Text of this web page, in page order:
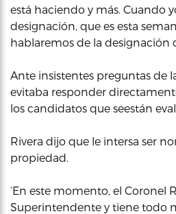
está haciendo y más. Cuando
designación, que es esta
hablaremos de la designación
Ante insistentes preguntas de
evitaba responder
los candidatos que seestán
Rivera dijo que le intersa ser
propiedad.
‘En este momento, el Coronel
Superintendente y tiene todo